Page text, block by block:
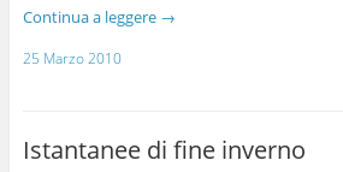
Continua a leggere →
25 Marzo 2010
Istantanee di fine inverno